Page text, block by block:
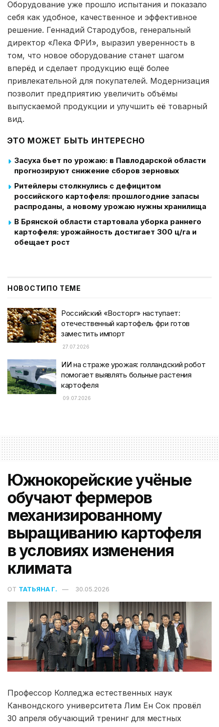
Оборудование уже прошло испытания и показало
себя как удобное, качественное и эффективное
решение. Геннадий Стародубов, генеральный
директор «Лека ФРИ», выразил уверенность в
том, что новое оборудование станет шагом
вперёд и сделает продукцию ещё более
привлекательной для покупателей. Модернизация
позволит предприятию увеличить объёмы
выпускаемой продукции и улучшить её товарный
вид.
ЭТО МОЖЕТ БЫТЬ ИНТЕРЕСНО
Засуха бьет по урожаю: в Павлодарской области
прогнозируют снижение сборов зерновых
Ритейлеры столкнулись с дефицитом
российского картофеля: прошлогодние запасы
распроданы, а новому урожаю нужны хранилища
В Брянской области стартовала уборка раннего
картофеля: урожайность достигает 300 ц/га и
обещает рост
НОВОСТИПО ТЕМЕ
Российский «Восторг» наступает:
отечественный картофель фри готов
заместить импорт
27.07.2026
ИИ на страже урожая: голландский робот
помогает выявлять больные растения
картофеля
09.07.2026
Южнокорейские учёные
обучают фермеров
механизированному
выращиванию картофеля
в условиях изменения
климата
ОТ ТАТЬЯНА Г. 30.05.2026
Профессор Колледжа естественных наук
Канвондского университета Лим Ен Сок провёл
30 апреля обучающий тренинг для местных